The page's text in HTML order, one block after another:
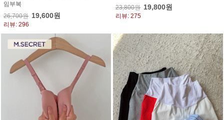
임부복
26,700원 19,600원
리뷰: 296
23,800원 19,800원
리뷰: 275